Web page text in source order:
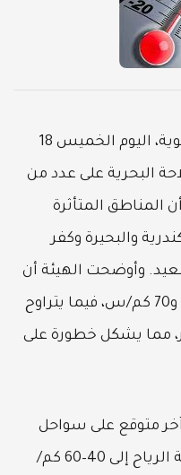
حذرت الهيئة العامة للأرصاد الجوية، اليوم الخميس 18
البحرية على عدد من
المناطق المتأثرة
والبحيرة وكفر
وأوضحت الهيئة أن
سرعة الرياح ستتراوح ما بين 40 و70 كم/س، فيما يتراوح
ما بين 2.5 و4 أمتار، مما يشكل خطورة على
متوقع على سواحل
خليج السويس، حيث تصل سرعة الرياح إلى 40–60 كم/